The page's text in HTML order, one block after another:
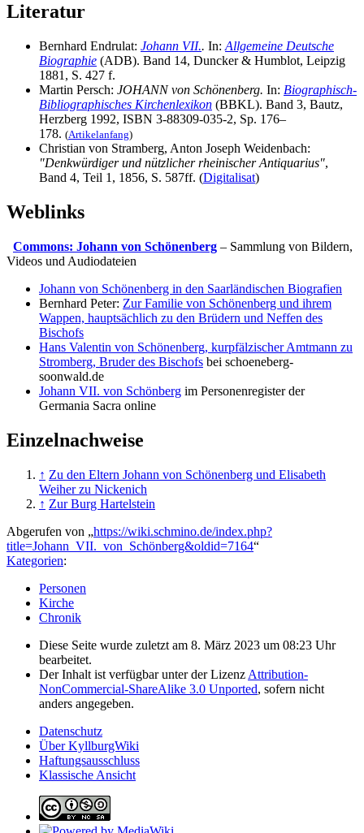
Literatur
Bernhard Endrulat: Johann VII.. In: Allgemeine Deutsche
Biographie (ADB). Band 14, Duncker & Humblot, Leipzig
1881, S. 427 f.
Martin Persch: JOHANN von Schönenberg. In: Biographisch-
Bibliographisches Kirchenlexikon (BBKL). Band 3, Bautz,
Herzberg 1992, ISBN 3-88309-035-2, Sp. 176–
178. (Artikelanfang)
Christian von Stramberg, Anton Joseph Weidenbach:
"Denkwürdiger und nützlicher rheinischer Antiquarius",
Band 4, Teil 1, 1856, S. 587ff. (Digitalisat)
Weblinks
Commons: Johann von Schönenberg – Sammlung von Bildern,
Videos und Audiodateien
Johann von Schönenberg in den Saarländischen Biografien
Bernhard Peter: Zur Familie von Schönenberg und ihrem
Wappen, hauptsächlich zu den Brüdern und Neffen des
Bischofs
Hans Valentin von Schönenberg, kurpfälzischer Amtmann zu
Stromberg, Bruder des Bischofs bei schoeneberg-
soonwald.de
Johann VII. von Schönberg im Personenregister der
Germania Sacra online
Einzelnachweise
↑ Zu den Eltern Johann von Schönenberg und Elisabeth
Weiher zu Nickenich
↑ Zur Burg Hartelstein
Abgerufen von „https://wiki.schmino.de/index.php?
title=Johann_VII._von_Schönberg&oldid=7164“
Kategorien:
Personen
Kirche
Chronik
Diese Seite wurde zuletzt am 8. März 2023 um 08:23 Uhr
bearbeitet.
Der Inhalt ist verfügbar unter der Lizenz Attribution-
NonCommercial-ShareAlike 3.0 Unported, sofern nicht
anders angegeben.
Datenschutz
Über KyllburgWiki
Haftungsausschluss
Klassische Ansicht